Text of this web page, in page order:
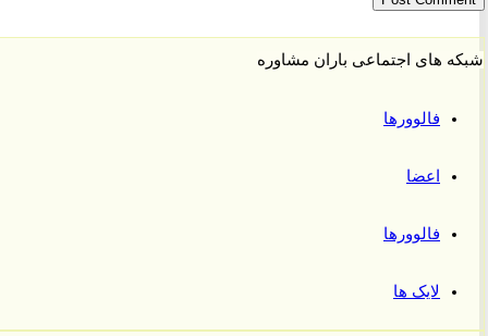
های اجتماعی باران مشاوره
فالوورها
اعضا
فالوورها
لایک ها